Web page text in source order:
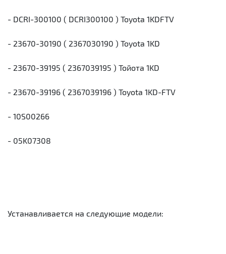
- DCRI-300100 ( DCRI300100 ) Toyota 1KDFTV
- 23670-30190 ( 2367030190 ) Toyota 1KD
- 23670-39195 ( 2367039195 ) Тойота 1KD
- 23670-39196 ( 2367039196 ) Toyota 1KD-FTV
- 10S00266
- 05K07308
Устанавливается на следующие модели: